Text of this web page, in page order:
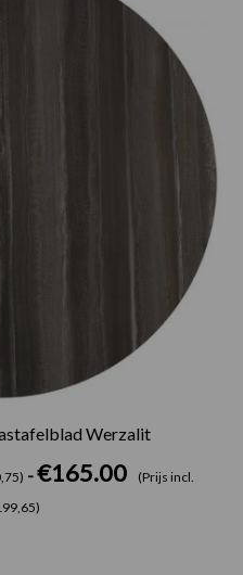
Werzalit
- €165.00
(Prijs incl.